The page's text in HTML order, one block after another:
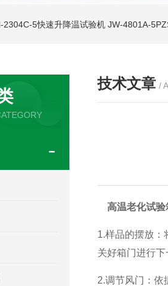
2304C-5快速升降温试验机 JW-4801A-
技术文章 /
高温老化试验
1.样品的摆放：
关好箱门进行
2.调节风门：依